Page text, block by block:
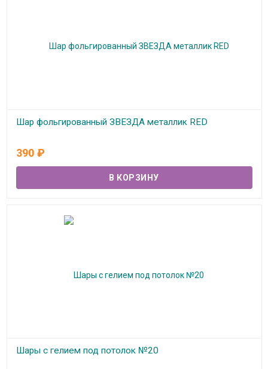
Шар фольгированный ЗВЕЗДА металлик RED
390 ₽
Шары с гелием под потолок №20